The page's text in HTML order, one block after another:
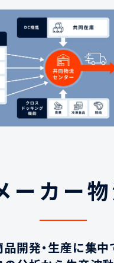
ーカー
開発・生産に集中